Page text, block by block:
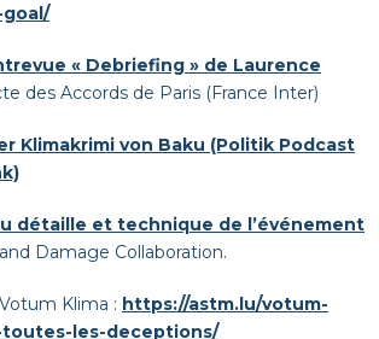
« Debriefing » de Laurence
des Accords de Paris (France Inter)
Klimakrimi von Baku (Politik Podcast
détaille et technique de l’événement
Damage Collaboration.
Klima : https://astm.lu/votum-
les-deceptions/